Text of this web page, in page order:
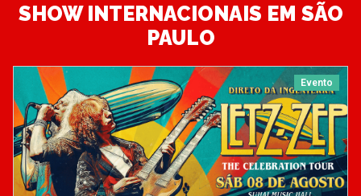
SHOW INTERNACIONAIS EM SÃO
PAULO
Evento